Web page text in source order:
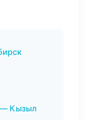
— Кызыл